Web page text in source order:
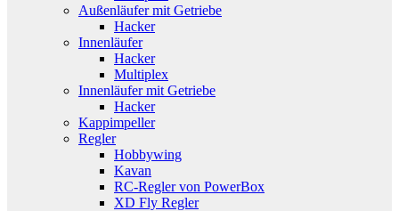
Außenläufer mit Getriebe
Hacker
Innenläufer
Hacker
Multiplex
Innenläufer mit Getriebe
Hacker
Kappimpeller
Regler
Hobbywing
Kavan
RC-Regler von PowerBox
XD Fly Regler